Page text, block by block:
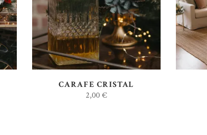
AJOUTER AU DEVIS
CARAFE CRISTAL
2,00€